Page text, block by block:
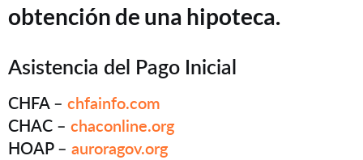
obtención de una hipoteca.
Asistencia del Pago Inicial
CHFA – chfainfo.com
CHAC – chaconline.org
HOAP – auroragov.org